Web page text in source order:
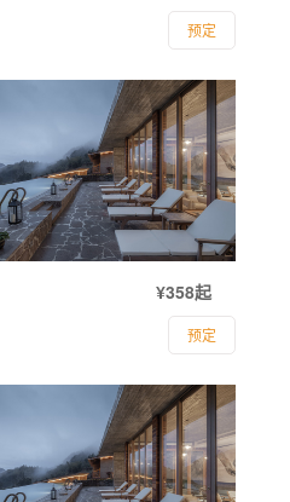
预定
¥358起
预定